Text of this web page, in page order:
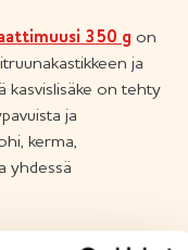
350 g ​ on
ja
kasvislisäke on tehty
ja
kerma,
yhdessä